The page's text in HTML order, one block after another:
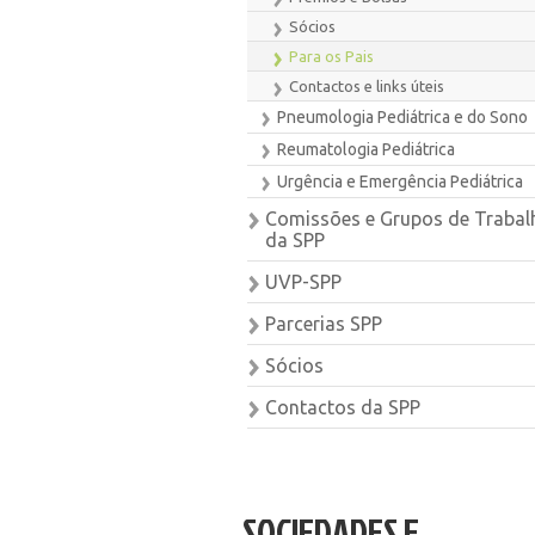
Sócios
Para os Pais
Contactos e links úteis
Pneumologia Pediátrica e do Sono
Reumatologia Pediátrica
Urgência e Emergência Pediátrica
Comissões e Grupos de
da SPP
UVP-SPP
Parcerias SPP
Sócios
Contactos da SPP